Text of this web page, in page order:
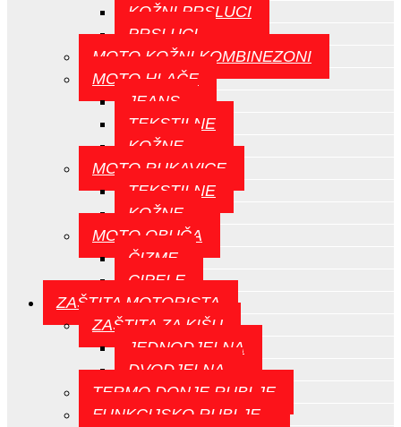
KOŽNI PRSLUCI
PRSLUCI
MOTO KOŽNI KOMBINEZONI
MOTO HLAČE
JEANS
TEKSTILNE
KOŽNE
MOTO RUKAVICE
TEKSTILNE
KOŽNE
MOTO OBUČA
ČIZME
CIPELE
ZAŠTITA MOTORISTA
ZAŠTITA ZA KIŠU
JEDNODJELNA
DVODJELNA
TERMO DONJE RUBLJE
FUNKCIJSKO RUBLJE